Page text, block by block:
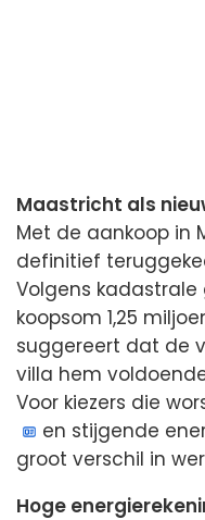
Maastricht als
Met de aankoop in
definitief
Volgens
koopsom 1,25
suggereert dat de
villa hem
Voor kiezers die
en stijgende
groot verschil in
Hoge